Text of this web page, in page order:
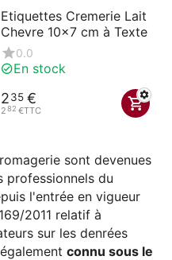
sont devenues
professionnels du
l'entrée en vigueur
2011 relatif à
sur les denrées
connu sous le
Etiquettes Cremerie Lait
Chevre 10x7 cm à Texte
0.0
En stock
235 €
282 €TTC